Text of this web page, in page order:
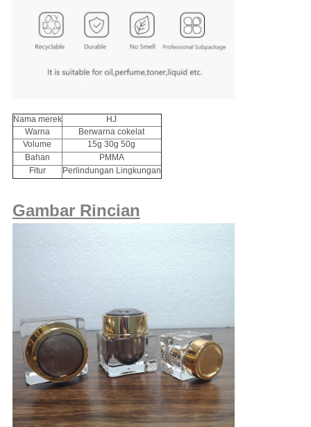
Nama merek
HJ
Warna
Berwarna cokelat
Volume
15g 30g 50g
Bahan
PMMA
Fitur
Perlindungan Lingkungan
Gambar Rincian